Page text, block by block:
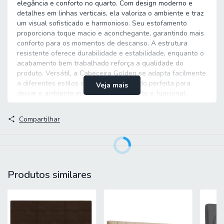
elegância e conforto no quarto. Com design moderno e
detalhes em linhas verticais, ela valoriza o ambiente e traz
um visual sofisticado e harmonioso. Seu estofamento
proporciona toque macio e aconchegante, garantindo mais
conforto para os momentos de descanso. A estrutura
resistente oferece durabilidade e estabilidade, enquanto o
acabamento bem trabalhado reforça a qualidade do
produto. Versátil, a Cabeceira Golden se adapta facilmente
a diferentes estilos de decoração, sendo perfeita para
deixar o ambiente mais acolhedor, bonito e funcional.
PESO: 11,50 kg
Veja mais
Compartilhar
Produtos similares